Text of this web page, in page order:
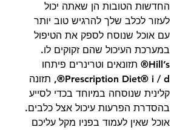
החדשות הטובות הן שאתה יכול
לעזור לכלב שלך להרגיש טוב יותר
עם אוכל שנוסח לספק את הטיפול
במערכת העיכול שהם זקוקים לו.
Hill’s® תזונאים וטרינרים פיתחו
Prescription Diet® i / d®, תזונה
קלינית שנוסחה במיוחד בכדי לסייע
בהסדרת הפרעות עיכול אצל כלבים.
אוכל שאין לעמוד בפניו מקל עליכם